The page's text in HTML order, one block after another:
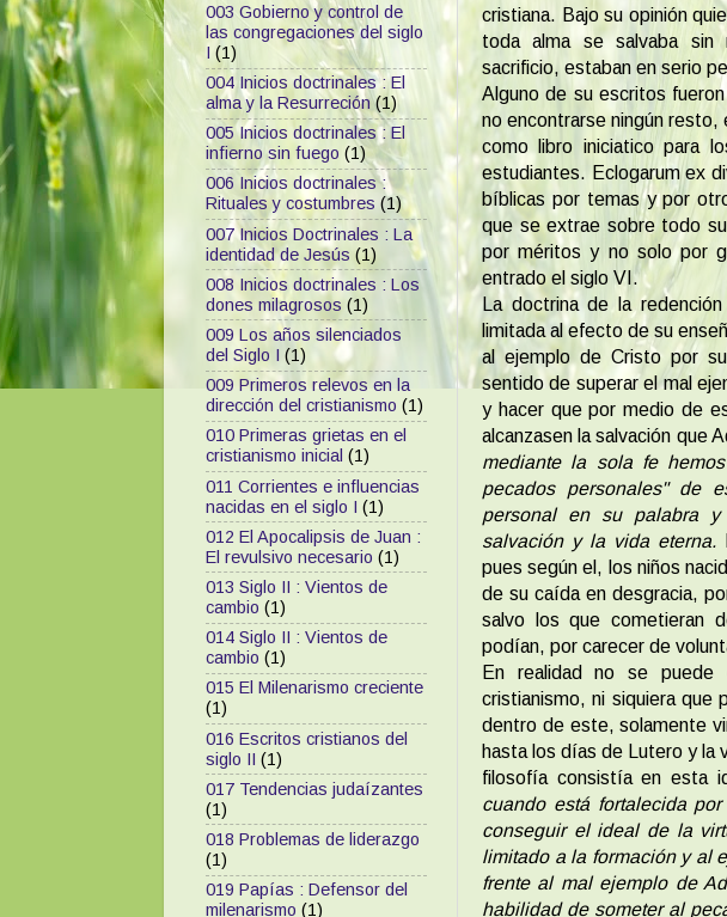
cristiana. Bajo su opinión
toda alma se salvaba sin
sacrificio, estaban en serio
Alguno de su escritos
no encontrarse ningún resto,
como libro iniciatico para
estudiantes. Eclogarum ex
bíblicas por temas y por
que se extrae sobre todo su
por méritos y no solo por
entrado el siglo VI.
La doctrina de la
limitada al efecto de su
al ejemplo de Cristo por
sentido de superar el mal
y hacer que por medio de
alcanzasen la salvación que
mediante la sola fe
pecados personales" de
personal en su palabra
salvación y la vida eterna.
pues según el, los niños
de su caída en desgracia,
salvo los que cometieran
podían, por carecer de
En realidad no se puede
cristianismo, ni siquiera que
dentro de este, solamente
hasta los días de Lutero y la
filosofía consistía en esta
cuando está fortalecida
conseguir el ideal de la
limitado a la formación y al
frente al mal ejemplo de
habilidad de someter al
003 Gobierno y control de
las congregaciones del siglo
I (1)
004 Inicios doctrinales : El
alma y la Resurreción (1)
005 Inicios doctrinales : El
infierno sin fuego (1)
006 Inicios doctrinales :
Rituales y costumbres (1)
007 Inicios Doctrinales : La
identidad de Jesús (1)
008 Inicios doctrinales : Los
dones milagrosos (1)
009 Los años silenciados
del Siglo I (1)
009 Primeros relevos en la
dirección del cristianismo (1)
010 Primeras grietas en el
cristianismo inicial (1)
011 Corrientes e influencias
nacidas en el siglo I (1)
012 El Apocalipsis de Juan :
El revulsivo necesario (1)
013 Siglo II : Vientos de
cambio (1)
014 Siglo II : Vientos de
cambio (1)
015 El Milenarismo creciente
(1)
016 Escritos cristianos del
siglo II (1)
017 Tendencias judaízantes
(1)
018 Problemas de liderazgo
(1)
019 Papías : Defensor del
milenarismo (1)